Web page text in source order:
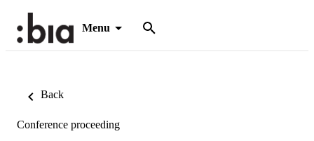
Menu
Back
Conference proceeding